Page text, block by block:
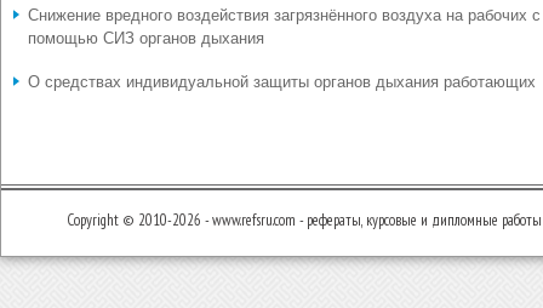
Снижение вредного воздействия загрязнённого воздуха на рабочих с
помощью СИЗ органов дыхания
О средствах индивидуальной защиты органов дыхания работающих
Copyright © 2010-2026 - www.refsru.com - рефераты, курсовые и дипломные работы